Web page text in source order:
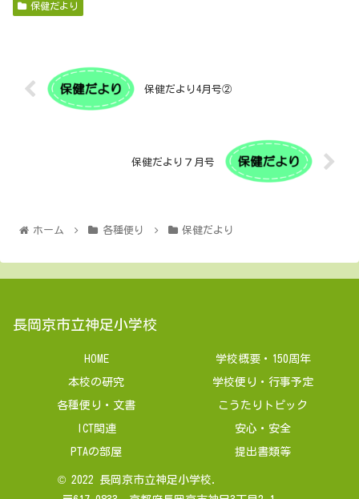
保健だより
保健だより4月号②
保健だより７月号
ホーム 各種便り 保健だより
長岡京市立神足小学校
HOME 学校概要・150周年
本校の研究 学校便り・行事予定
各種便り・文書 こうたりトピック
ICT関連 安心・安全
PTAの部屋 提出書類等
© 2022 長岡京市立神足小学校.